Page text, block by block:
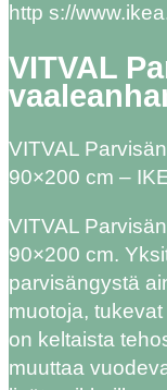
http s://
VITVAL
VITVAL
90×200 cm –
VITVAL
90×200 cm.
parvisängystä
muotoja,
on keltaista
muuttaa